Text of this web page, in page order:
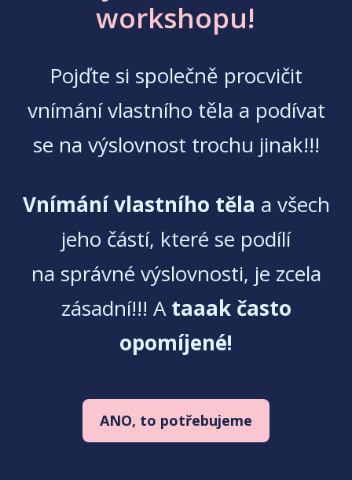
workshopu!
Pojďte si společně procvičit
vnímání vlastního těla a podívat
se na výslovnost trochu jinak!!!
Vnímání vlastního těla a všech
jeho částí, které se podílí
na správné výslovnosti, je zcela
zásadní!!! Ataaak často
opomíjené!
ANO, to potřebujeme